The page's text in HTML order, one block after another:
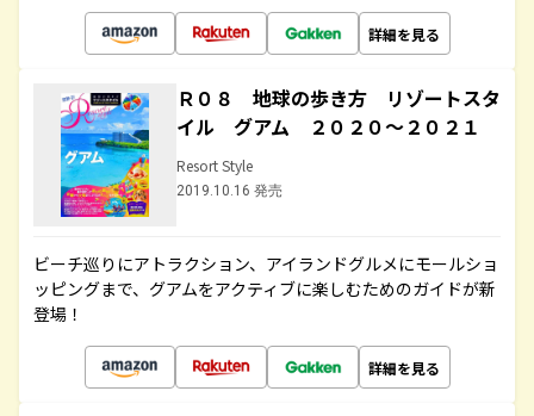
詳細を見る
Ｒ０８ 地球の歩き方 リゾートスタ
イル グアム ２０２０～２０２１
Resort Style
2019.10.16 発売
ビーチ巡りにアトラクション、アイランドグルメにモールショ
ッピングまで、グアムをアクティブに楽しむためのガイドが新
登場！
詳細を見る